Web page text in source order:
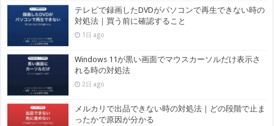
テレビで録画したDVDがパソコンで再生できない時の
対処法｜買う前に確認すること
1日 ago
Windows 11が黒い画面でマウスカーソルだけ表示さ
れる時の対処法
2日 ago
メルカリで出品できない時の対処法｜どの段階で止ま
ったかで原因が分かる